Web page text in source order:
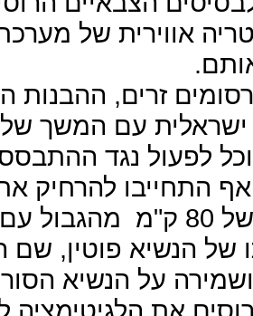
אווירית של
זרים, ההבנות
עם המשך
לפעול נגד
התחייבו להרחיק
ק"מ
מהגבול
של הנשיא פוטין,
על הנשיא
את הלגיטימציה